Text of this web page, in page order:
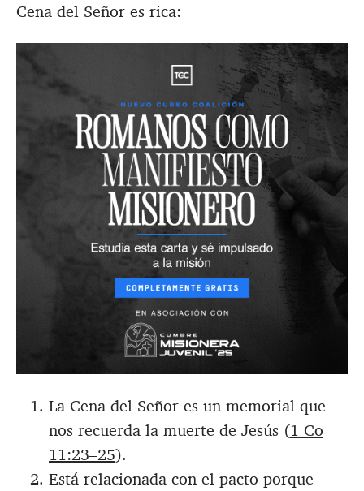
Cena del Señor es rica:
La Cena del Señor es un memorial que
nos recuerda la muerte de Jesús (1 Co
11:23–25).
Está relacionada con el pacto porque